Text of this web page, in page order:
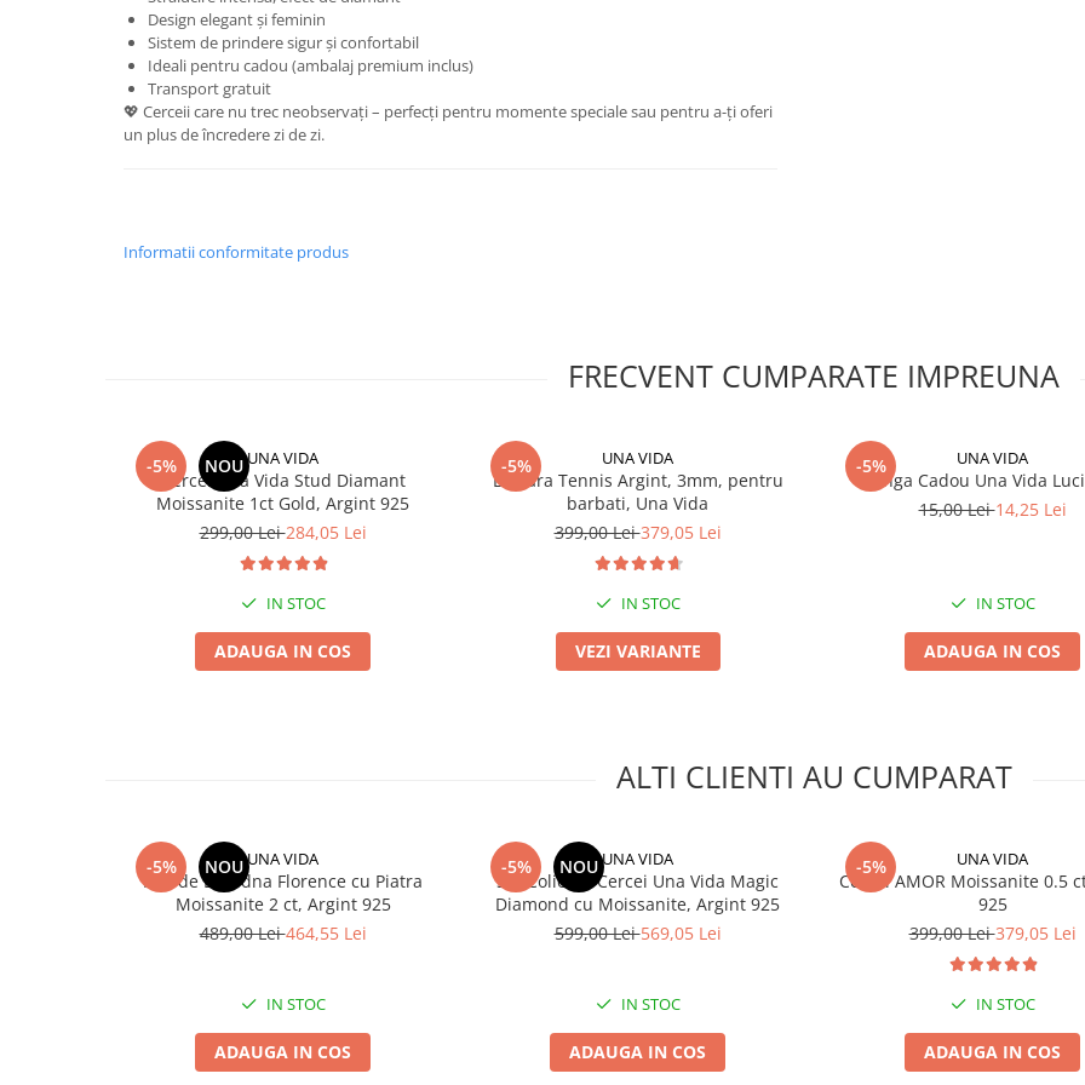
Design elegant și feminin
Sistem de prindere sigur și confortabil
Ideali pentru cadou (ambalaj premium inclus)
Transport gratuit
💖 Cerceii care nu trec neobservați – perfecți pentru momente speciale sau pentru a-ți oferi
un plus de încredere zi de zi.
Informatii conformitate produs
FRECVENT CUMPARATE IMPREUNA
-5% NOUUNA VIDA
Cercei Una Vida Stud Diamant
Moissanite 1ct Gold, Argint 925
299,00 Lei284,05 Lei
IN STOC
ADAUGA IN COS
-5% UNA VIDA
Bratara Tennis Argint, 3mm, pentru
barbati, Una Vida
399,00 Lei379,05 Lei
IN STOC
VEZI VARIANTE
-5% UNA VIDA
Punga Cadou Una Vida
15,00 Lei14,25 Lei
IN STOC
ADAUGA IN COS
ALTI CLIENTI AU CUMPARAT
-5% NOUUNA VIDA
Inel de Logodna Florence cu Piatra
Moissanite 2 ct, Argint 925
489,00 Lei464,55 Lei
IN STOC
ADAUGA IN COS
-5% NOUUNA VIDA
Set Colier si Cercei Una Vida Magic
Diamond cu Moissanite, Argint 925
599,00 Lei569,05 Lei
IN STOC
ADAUGA IN COS
-5% UNA VIDA
Cercei AMOR Moissanite 0.5
925
399,00 Lei379,05 Lei
IN STOC
ADAUGA IN COS